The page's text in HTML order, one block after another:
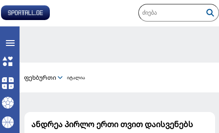
ფეხბურთი იტალია
ანდრეა პირლო ერთი თვით დაისვენებს